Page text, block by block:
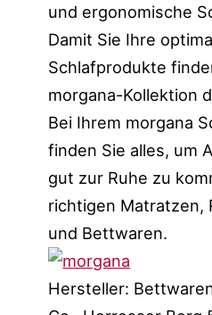
und ergonomische
Damit Sie Ihre
Schlafprodukte
morgana-Kollektion
Bei Ihrem morgana
finden Sie alles, um
gut zur Ruhe zu
richtigen Matratzen,
und Bettwaren.
Hersteller: